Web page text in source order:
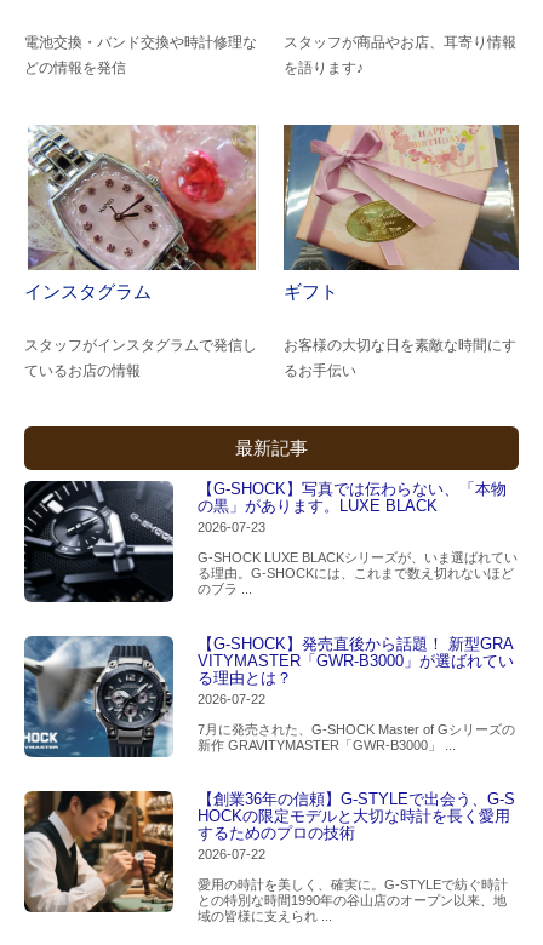
電池交換・バンド交換や時計修理な
どの情報を発信
スタッフが商品やお店、耳寄り情報
を語ります♪
インスタグラム
スタッフがインスタグラムで発信し
ているお店の情報
ギフト
お客様の大切な日を素敵な時間にす
るお手伝い
最新記事
【G-SHOCK】写真では伝わらない、「本物
の黒」があります。LUXE BLACK
2026-07-23
G-SHOCK LUXE BLACKシリーズが、いま選ばれてい
る理由。G-SHOCKには、これまで数え切れないほど
のブラ ...
【G-SHOCK】発売直後から話題！ 新型GRA
VITYMASTER「GWR-B3000」が選ばれてい
る理由とは？
2026-07-22
7月に発売された、G-SHOCK Master of Gシリーズの
新作 GRAVITYMASTER「GWR-B3000」 ...
【創業36年の信頼】G-STYLEで出会う、G-S
HOCKの限定モデルと大切な時計を長く愛用
するためのプロの技術
2026-07-22
愛用の時計を美しく、確実に。G-STYLEで紡ぐ時計
との特別な時間1990年の谷山店のオープン以来、地
域の皆様に支えられ ...